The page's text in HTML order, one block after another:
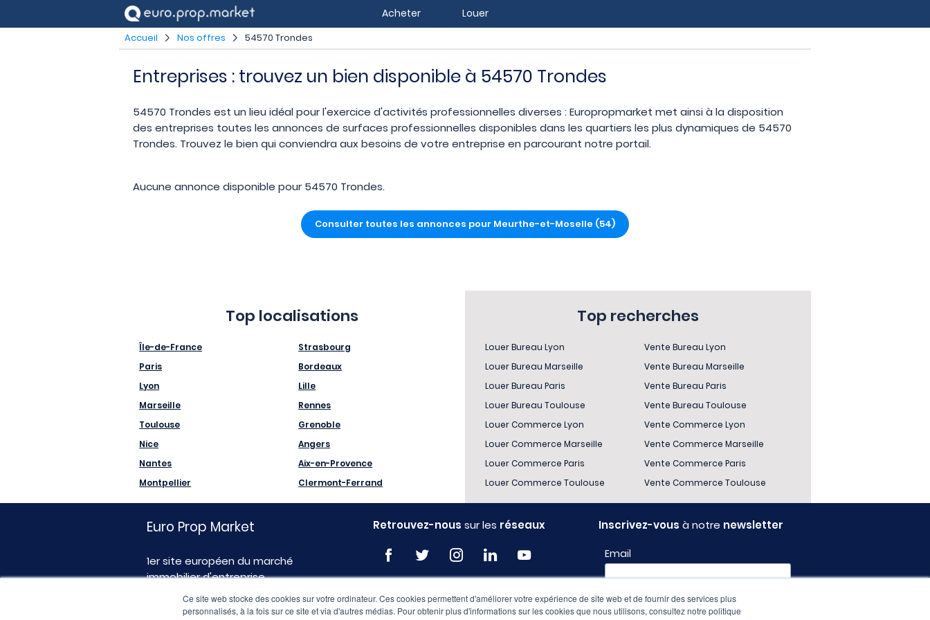
Ce site web stocke des cookies sur votre ordinateur. Ces cookies permettent d'améliorer votre expérience de site web et de fournir des services plus
personnalisés, à la fois sur ce site et via d'autres médias. Pour obtenir plus d'informations sur les cookies que nous utilisons, consultez notre politique
Acheter Louer
Accueil Nos offres 54570 Trondes
Entreprises : trouvez un bien disponible à 54570 Trondes
54570 Trondes est un lieu idéal pour l'exercice d'activités professionnelles diverses : Europropmarket met ainsi à la disposition
des entreprises toutes les annonces de surfaces professionnelles disponibles dans les quartiers les plus dynamiques de 54570
Trondes. Trouvez le bien qui conviendra aux besoins de votre entreprise en parcourant notre portail.
Aucune annonce disponible pour 54570 Trondes.
Consulter toutes les annonces pour Meurthe-et-Moselle (54)
Top localisations
Île-de-France
Paris
Lyon
Marseille
Toulouse
Nice
Nantes
Montpellier
Strasbourg
Bordeaux
Lille
Rennes
Grenoble
Angers
Aix-en-Provence
Clermont-Ferrand
Top recherches
Louer Bureau Lyon
Louer Bureau Marseille
Louer Bureau Paris
Louer Bureau Toulouse
Louer Commerce Lyon
Louer Commerce Marseille
Louer Commerce Paris
Louer Commerce Toulouse
Vente Bureau Lyon
Vente Bureau Marseille
Vente Bureau Paris
Vente Bureau Toulouse
Vente Commerce Lyon
Vente Commerce Marseille
Vente Commerce Paris
Vente Commerce Toulouse
Euro Prop Market
1er site européen du marché
immobilier d'entreprise
Retrouvez-nous sur les réseaux Inscrivez-vous à notre newsletter
Email
Profil